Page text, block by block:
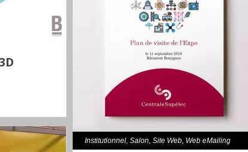
Institutionnel,Salon,Site Web, Web eMailing